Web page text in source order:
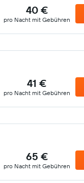
40 €
pro Nacht mit Gebühren
41 €
pro Nacht mit Gebühren
65 €
pro Nacht mit Gebühren